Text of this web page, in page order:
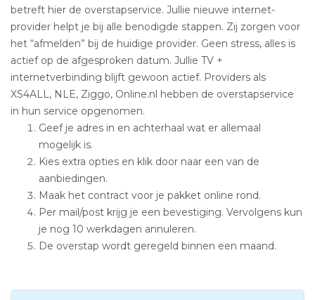
betreft hier de overstapservice. Jullie nieuwe internet-
provider helpt je bij alle benodigde stappen. Zij zorgen voor
het “afmelden” bij de huidige provider. Geen stress, alles is
actief op de afgesproken datum. Jullie TV +
internetverbinding blijft gewoon actief. Providers als
XS4ALL, NLE, Ziggo, Online.nl hebben de overstapservice
in hun service opgenomen.
Geef je adres in en achterhaal wat er allemaal
mogelijk is.
Kies extra opties en klik door naar een van de
aanbiedingen.
Maak het contract voor je pakket online rond.
Per mail/post krijg je een bevestiging. Vervolgens kun
je nog 10 werkdagen annuleren.
De overstap wordt geregeld binnen een maand.